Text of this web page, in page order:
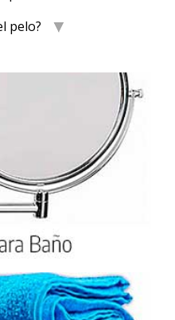
pelo?